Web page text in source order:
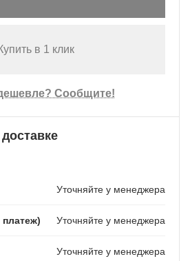
Купить в 1 клик
Сообщите!
Уточняйте у менеджера
Уточняйте у менеджера
Уточняйте у менеджера